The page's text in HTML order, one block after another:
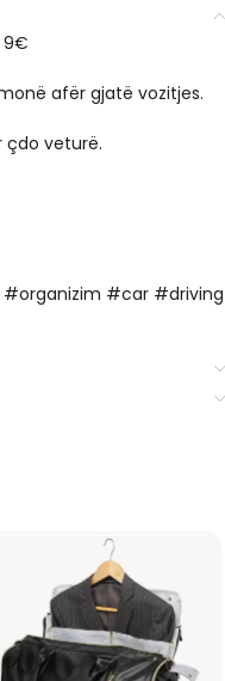
9€
afër gjatë vozitjes.
çdo veturë.
#car #driving